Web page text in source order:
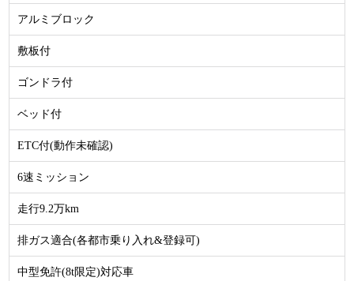
アルミブロック
敷板付
ゴンドラ付
ベッド付
ETC付(動作未確認)
6速ミッション
走行9.2万km
排ガス適合(各都市乗り入れ&登録可)
中型免許(8t限定)対応車